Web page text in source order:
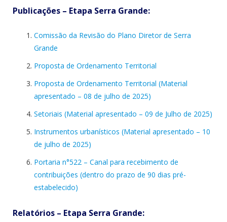
Publicações – Etapa Serra Grande:
Comissão da Revisão do Plano Diretor de Serra
Grande
Proposta de Ordenamento Territorial
Proposta de Ordenamento Territorial (Material
apresentado – 08 de julho de 2025)
Setoriais (Material apresentado – 09 de Julho de 2025)
Instrumentos urbanísticos (Material apresentado – 10
de julho de 2025)
Portaria n°522 – Canal para recebimento de
contribuições (dentro do prazo de 90 dias pré-
estabelecido)
Relatórios – Etapa Serra Grande: